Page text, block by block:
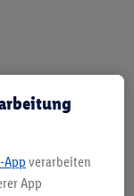
App verarbeiten
App